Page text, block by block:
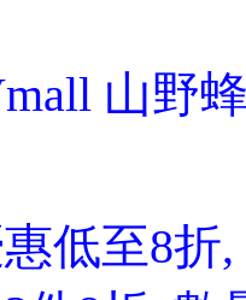
山野
低至8折,